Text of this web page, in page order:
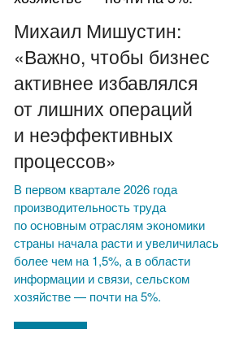
Михаил Мишустин:
«Важно, чтобы бизнес
активнее избавлялся
от лишних операций
и неэффективных
процессов»
В первом квартале 2026 года
производительность труда
по основным отраслям экономики
страны начала расти и увеличилась
более чем на 1,5%, а в области
информации и связи, сельском
хозяйстве — почти на 5%.